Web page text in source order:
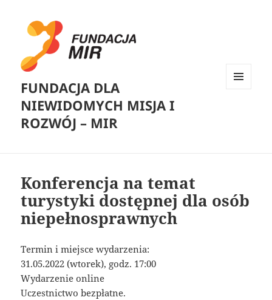
FUNDACJA DLA
NIEWIDOMYCH MISJA I
ROZWÓJ – MIR
Konferencja na temat
turystyki dostępnej dla osób
niepełnosprawnych
Termin i miejsce wydarzenia:
31.05.2022 (wtorek), godz. 17:00
Wydarzenie online
Uczestnictwo bezpłatne.